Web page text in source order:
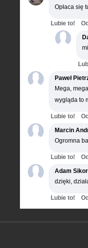
Opłaca się
Lubie to!
Paweł
Mega,
wygląda to
Lubie to!
Marcin
Ogromna
Lubie to!
Adam
dzięki,
Lubie to!